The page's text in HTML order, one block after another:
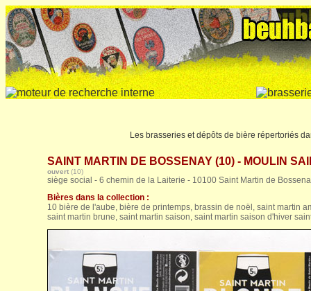
Les brasseries et dépôts de bière répertoriés
SAINT MARTIN DE BOSSENAY (10) - MOULIN
ouvert (10)
siège social - 6 chemin de la Laiterie - 10100 Saint Martin de
Bières dans la collection :
10 bière de l'aube, bière de printemps, brassin de noël, saint martin
saint martin brune, saint martin saison, saint martin saison d'hiver